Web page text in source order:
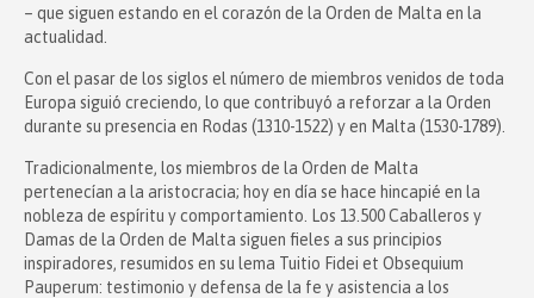
– que siguen estando en el corazón de la Orden de Malta en la
actualidad.
Con el pasar de los siglos el número de miembros venidos de toda
Europa siguió creciendo, lo que contribuyó a reforzar a la Orden
durante su presencia en Rodas (1310-1522) y en Malta (1530-1789).
Tradicionalmente, los miembros de la Orden de Malta
pertenecían a la aristocracia; hoy en día se hace hincapié en la
nobleza de espíritu y comportamiento. Los 13.500 Caballeros y
Damas de la Orden de Malta siguen fieles a sus principios
inspiradores, resumidos en su lema Tuitio Fidei et Obsequium
Pauperum: testimonio y defensa de la fe y asistencia a los